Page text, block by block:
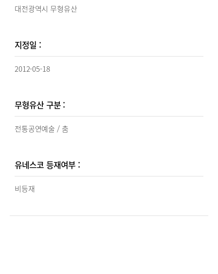
대전광역시 무형유산
지정일 :
2012-05-18
무형유산 구분 :
전통공연예술 / 춤
유네스코 등재여부 :
비등재